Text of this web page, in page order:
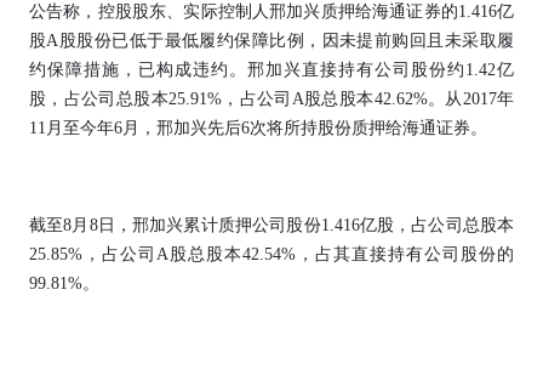
公告称，控股股东、实际控制人邢加兴质押给海通证券的1.416亿
股A股股份已低于最低履约保障比例，因未提前购回且未采取履
约保障措施，已构成违约。邢加兴直接持有公司股份约1.42亿
股，占公司总股本25.91%，占公司A股总股本42.62%。从2017年
11月至今年6月，邢加兴先后6次将所持股份质押给海通证券。
截至8月8日，邢加兴累计质押公司股份1.416亿股，占公司总股本
25.85%，占公司A股总股本42.54%，占其直接持有公司股份的
99.81%。